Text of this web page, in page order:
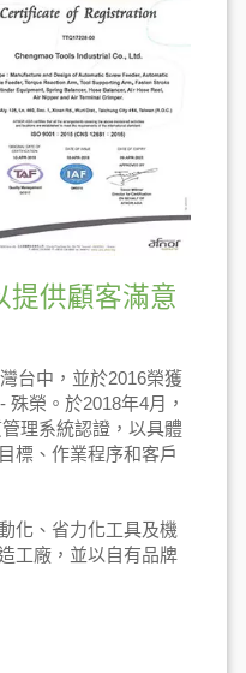
提供顧客滿意
台中，並於2016榮獲
榮。於2018年4月，
理系統認證，以具體
標、作業程序和客戶
化、省力化工具及機
工廠，並以自有品牌